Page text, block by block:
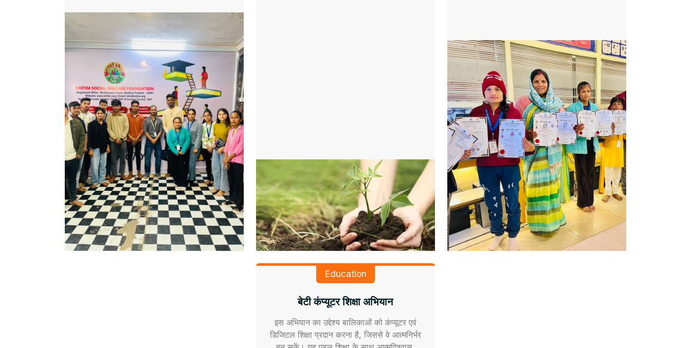
Education
बेटी कंप्यूटर शिक्षा अभियान
इस अभियान का उद्देश्य बालिकाओं को कंप्यूटर एवं
डिजिटल शिक्षा प्रदान करना है, जिससे वे आत्मनिर्भर